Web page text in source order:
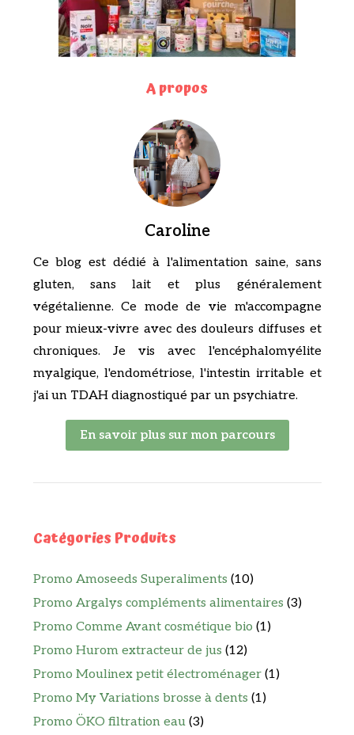
A propos
Caroline
Ce blog est dédié à l'alimentation saine, sans
gluten, sans lait et plus généralement
végétalienne. Ce mode de vie m'accompagne
pour mieux-vivre avec des douleurs diffuses et
chroniques. Je vis avec l'encéphalomyélite
myalgique, l'endométriose, l'intestin irritable et
j'ai un TDAH diagnostiqué par un psychiatre.
En savoir plus sur mon parcours
Catégories Produits
Promo Amoseeds Superaliments (10)
Promo Argalys compléments alimentaires (3)
Promo Comme Avant cosmétique bio (1)
Promo Hurom extracteur de jus (12)
Promo Moulinex petit électroménager (1)
Promo My Variations brosse à dents (1)
Promo ÖKO filtration eau (3)